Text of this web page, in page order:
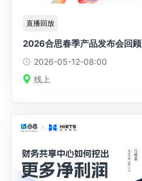
直播回放
2026合思春季产品发布会回顾
2026-05-12-08:00
线上